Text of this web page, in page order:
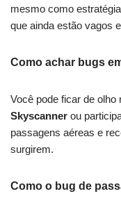
mesmo como
que ainda estão vagos
Como achar bugs
Você pode ficar de
Skyscanner ou
passagens aéreas e
surgirem.
Como o bug de